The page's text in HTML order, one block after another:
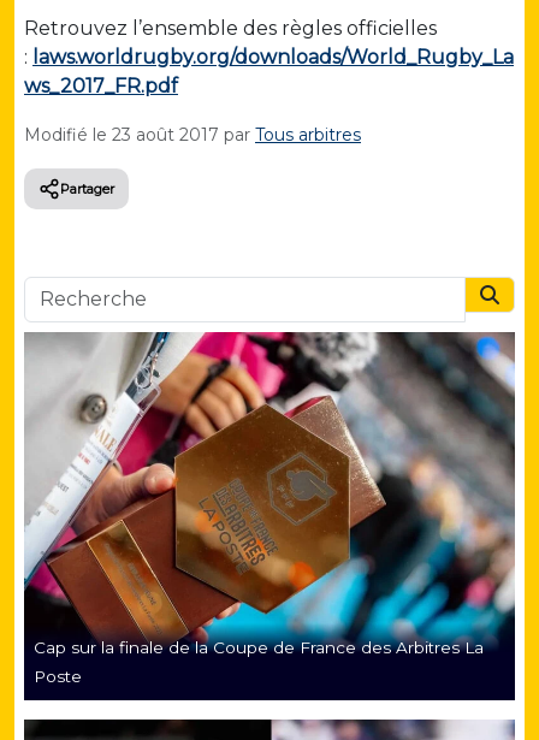
Retrouvez l’ensemble des règles officielles
: laws.worldrugby.org/downloads/World_Rugby_La
ws_2017_FR.pdf
Modifié le 23 août 2017 par Tous arbitres
Partager
Cap sur la finale de la Coupe de France des Arbitres La
Poste